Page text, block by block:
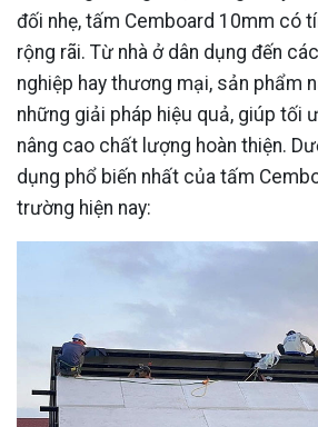
đối nhẹ, tấm Cemboard 10mm có
rộng rãi. Từ nhà ở dân dụng đến
nghiệp hay thương mại, sản phẩm
những giải pháp hiệu quả, giúp tối
nâng cao chất lượng hoàn thiện.
dụng phổ biến nhất của tấm
trường hiện nay: